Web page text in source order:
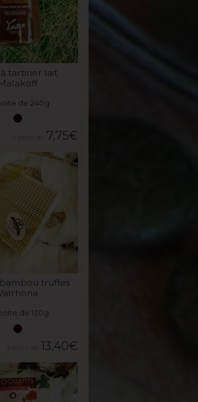
tartiner lait
de 240g
7,75€
LE PRODUIT
truffes
de 130g
13,40€